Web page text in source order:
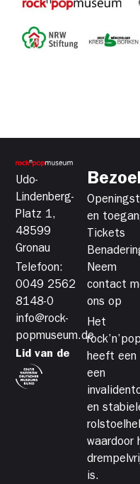
Udo-
Lindenberg-
Platz 1,
48599
Gronau
Telefoon:
0049 2562
8148-0
info@rock-
popmuseum.de
Lid van de
en
Tickets
Neem
contact
ons op
Het
heeft
een
en
waardoor
is.